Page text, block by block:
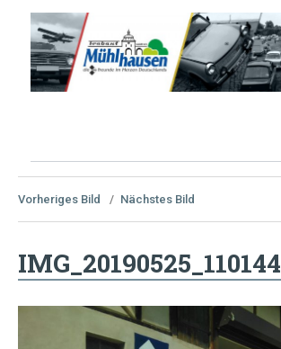
Vorheriges Bild Nächstes Bild
IMG_20190525_110144